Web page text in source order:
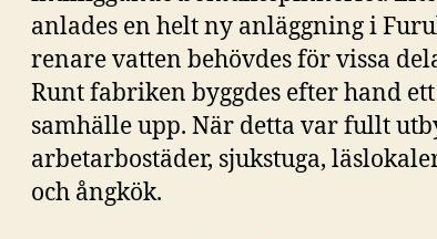
anlades en helt ny anläggning i
renare vatten behövdes för vissa
Runt fabriken byggdes efter hand
samhälle upp. När detta var fullt
arbetarbostäder, sjukstuga,
och ångkök.